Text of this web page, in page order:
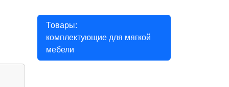
Товары:
комплектующие для мягкой
мебели